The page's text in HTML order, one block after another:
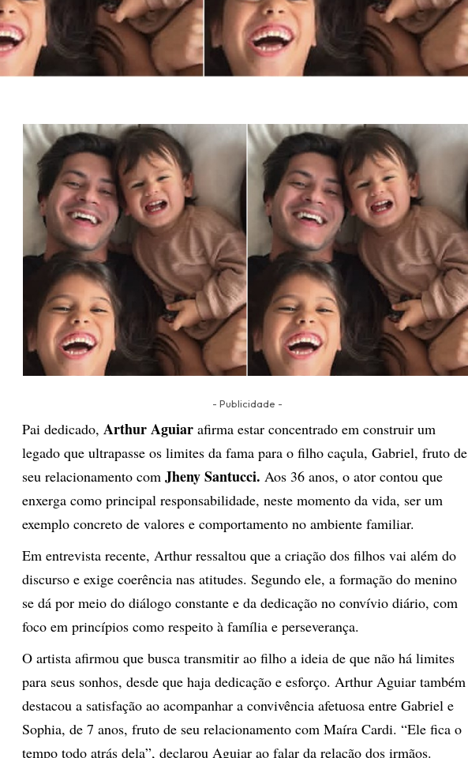
- Publicidade -
Pai dedicado, Arthur Aguiar afirma estar concentrado em construir um
legado que ultrapasse os limites da fama para o filho caçula, Gabriel, fruto de
seu relacionamento com Jheny Santucci. Aos 36 anos, o ator contou que
enxerga como principal responsabilidade, neste momento da vida, ser um
exemplo concreto de valores e comportamento no ambiente familiar.
Em entrevista recente, Arthur ressaltou que a criação dos filhos vai além do
discurso e exige coerência nas atitudes. Segundo ele, a formação do menino
se dá por meio do diálogo constante e da dedicação no convívio diário, com
foco em princípios como respeito à família e perseverança.
O artista afirmou que busca transmitir ao filho a ideia de que não há limites
para seus sonhos, desde que haja dedicação e esforço. Arthur Aguiar também
destacou a satisfação ao acompanhar a convivência afetuosa entre Gabriel e
Sophia, de 7 anos, fruto de seu relacionamento com Maíra Cardi. “Ele fica o
tempo todo atrás dela”, declarou Aguiar ao falar da relação dos irmãos.